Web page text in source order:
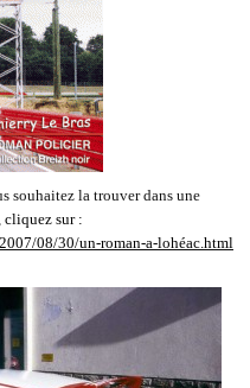
souhaitez la trouver dans une
cliquez sur :
08/30/un-roman-a-lohéac.html